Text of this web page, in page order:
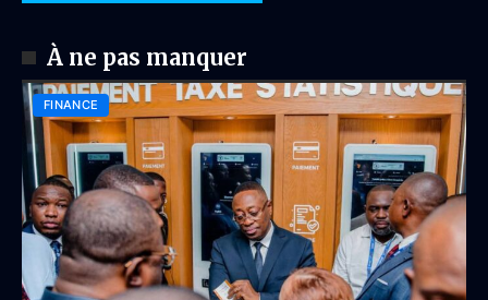
À ne pas manquer
FINANCE